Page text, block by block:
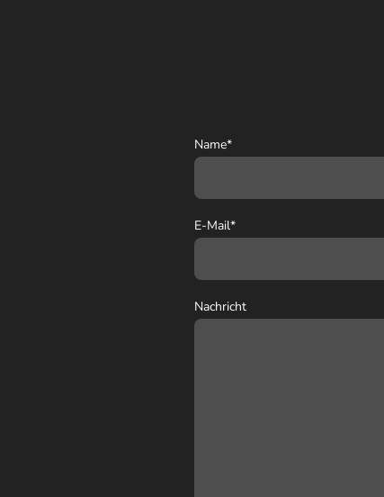
Name*
E-Mail*
Nachricht